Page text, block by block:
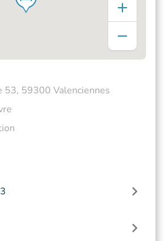
53, 59300 Valenciennes